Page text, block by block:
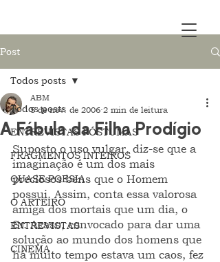
Post
Todos posts
ENTREVISTAS PÓSTUMAS
FRAGMENTOS INTEIROS
QUASE POESIA
O ARTEIRO
ENTREVISTAS
CINEMA
Todos posts
A Fábula da Filha Prodígio
ABM
5 de nov. de 2006 2 min de leitura
Suposto o uso vulgar, diz-se que a
imaginação é um dos mais
preciosos bens que o Homem
possui. Assim, conta essa valorosa
amiga dos mortais que um dia, o
Sr. Acaso, convocado para dar uma
solução ao mundo dos homens que
há muito tempo estava um caos, fez